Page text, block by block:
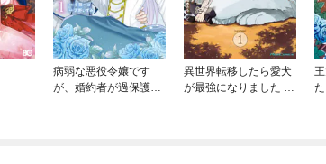
病弱な悪役令嬢です
が、婚約者が過保護す
異世界転移したら愛犬
が最強になりました ～